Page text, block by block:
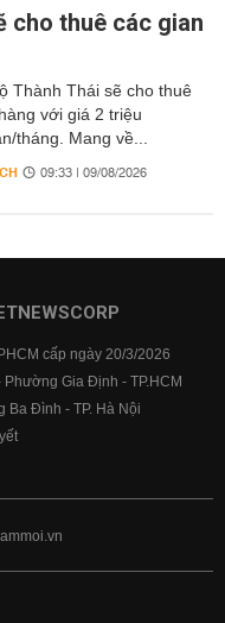
cho thuê các gian
Thành Thái sẽ cho thuê
với giá 2 triệu
tháng. Mang về...
09:33 | 09/08/2026
cấp ngày 20/3/2026
Gia Định - TP.HCM
Ba Đình - TP. Hà Nội